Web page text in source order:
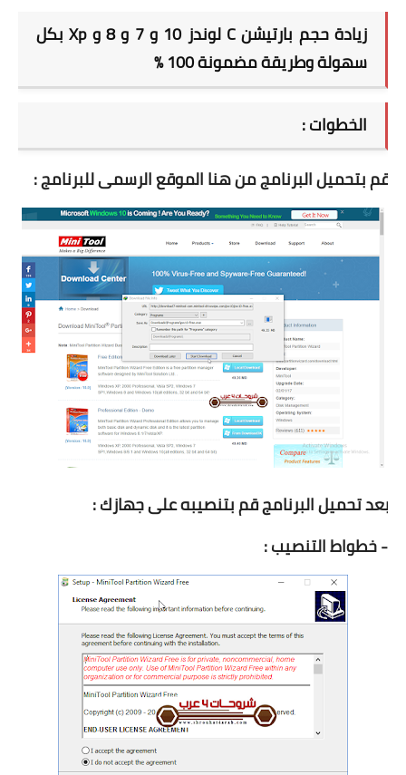
زيادة حجم بارتيشن C لوندز 10 و 7 و 8 و Xp بكل
سهولة وطريقة مضمونة 100 %
الخطوات :
قم بتحميل البرنامج من هنا الموقع الرسمى للبرنامج :
بعد تحميل البرنامج قم بتنصيبه على جهازك :
- خطواط التنصيب :